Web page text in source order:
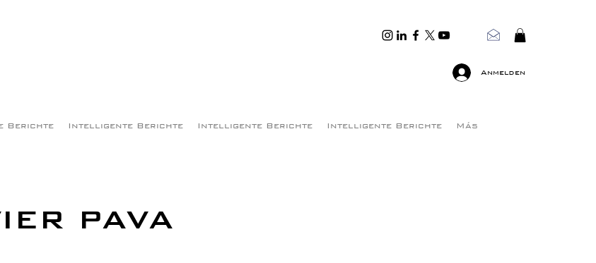
Anmelden
Berichte Intelligente Berichte Intelligente Berichte Intelligente Berichte Más
PAVA